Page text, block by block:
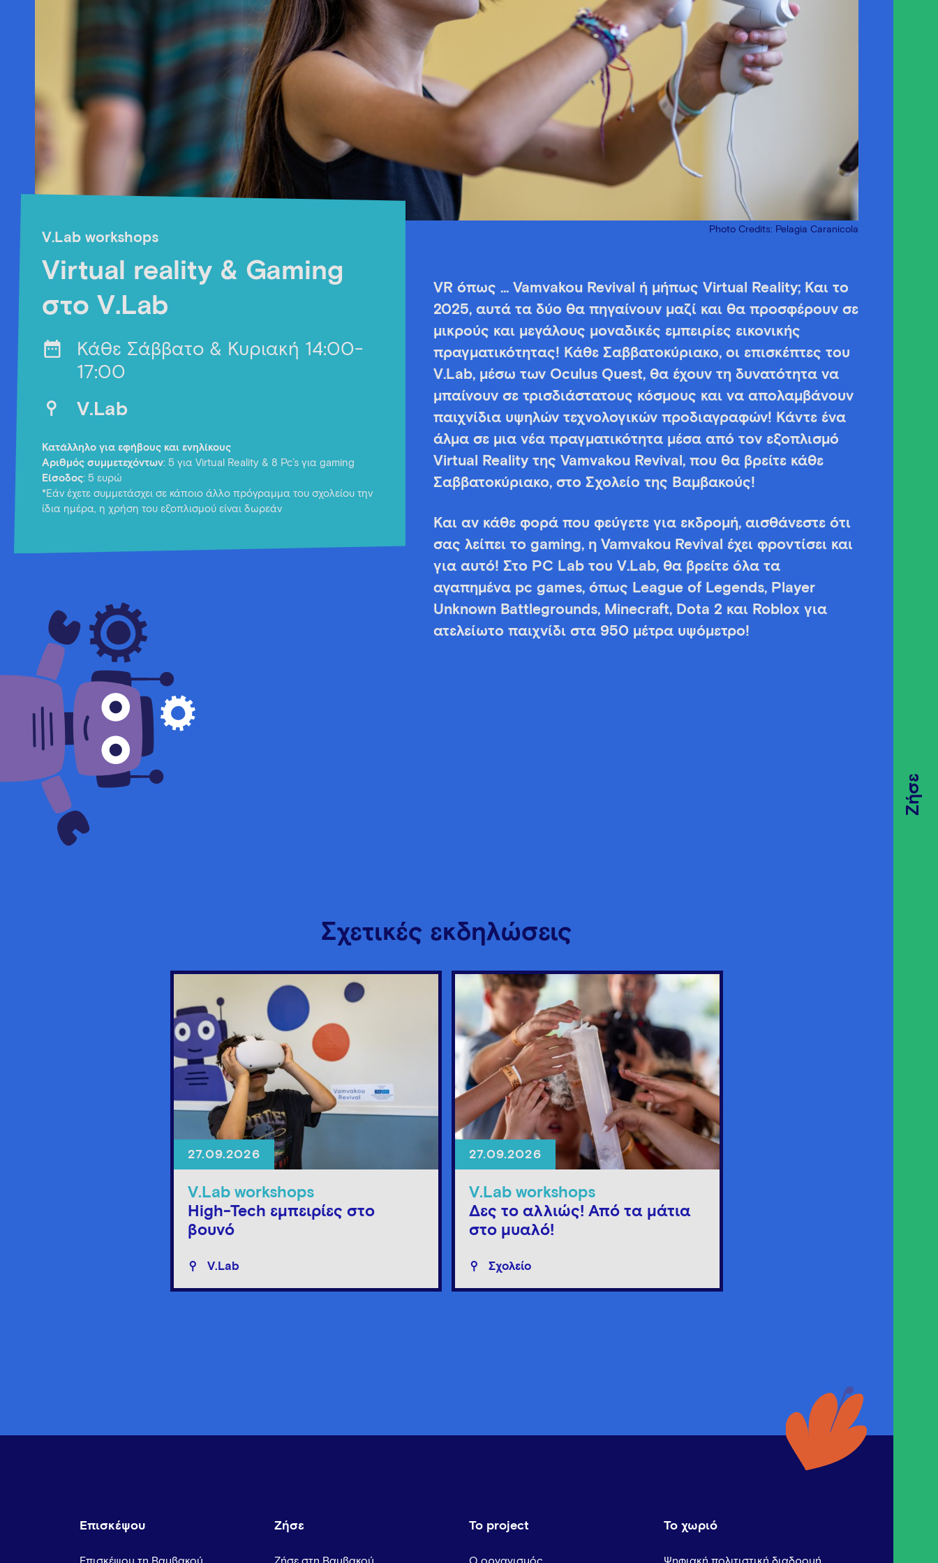
Ζήσε
Photo Credits: Pelagia Caranicola
V.Lab workshops
Virtual reality & Gaming
στο V.Lab
Κάθε Σάββατο & Κυριακή 14:00-
17:00
V.Lab
Κατάλληλο για εφήβους και ενηλίκους
Αριθμός συμμετεχόντων: 5 για Virtual Reality & 8 Pc’s για gaming
Είσοδος: 5 ευρώ
*Εάν έχετε συμμετάσχει σε κάποιο άλλο πρόγραμμα του σχολείου την
ίδια ημέρα, η χρήση του εξοπλισμού είναι δωρεάν
VR όπως … Vamvakou Revival ή μήπως Virtual Reality; Και το
2025, αυτά τα δύο θα πηγαίνουν μαζί και θα προσφέρουν σε
μικρούς και μεγάλους μοναδικές εμπειρίες εικονικής
πραγματικότητας! Κάθε Σαββατοκύριακο, οι επισκέπτες του
V.Lab, μέσω των Oculus Quest, θα έχουν τη δυνατότητα να
μπαίνουν σε τρισδιάστατους κόσμους και να απολαμβάνουν
παιχνίδια υψηλών τεχνολογικών προδιαγραφών! Κάντε ένα
άλμα σε μια νέα πραγματικότητα μέσα από τον εξοπλισμό
Virtual Reality της Vamvakou Revival, που θα βρείτε κάθε
Σαββατοκύριακο, στο Σχολείο της Βαμβακούς!
Και αν κάθε φορά που φεύγετε για εκδρομή, αισθάνεστε ότι
σας λείπει το gaming, η Vamvakou Revival έχει φροντίσει και
για αυτό! Στο PC Lab του V.Lab, θα βρείτε όλα τα
αγαπημένα pc games, όπως League of Legends, Player
Unknown Battlegrounds, Minecraft, Dota 2 και Roblox για
ατελείωτο παιχνίδι στα 950 μέτρα υψόμετρο!
Σχετικές εκδηλώσεις
27.09.2026
V.Lab workshops
High-Tech εμπειρίες στο
βουνό
V.Lab
27.09.2026
V.Lab workshops
Δες το αλλιώς! Από τα μάτια
στο μυαλό!
Σχολείο
Επισκέψου Ζήσε Το project Το χωριό